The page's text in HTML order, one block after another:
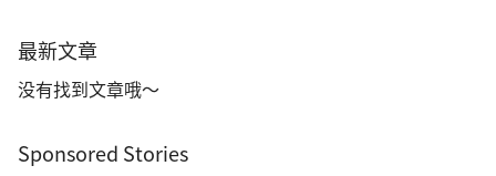
最新文章
没有找到文章哦～
Sponsored Stories